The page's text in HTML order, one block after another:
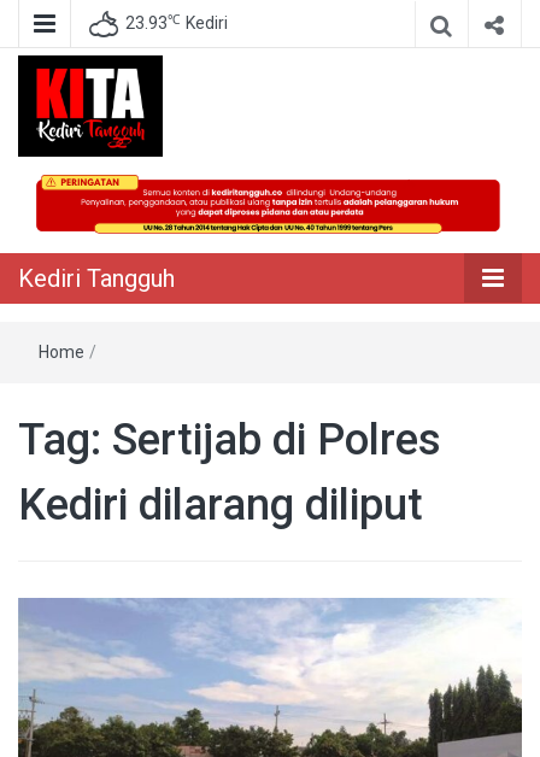
23.93℃ Kediri
Kediri Tangguh
Berita Akurat Terpercaya
Kediri Tangguh
Home /
Tag: Sertijab di Polres
Kediri dilarang diliput